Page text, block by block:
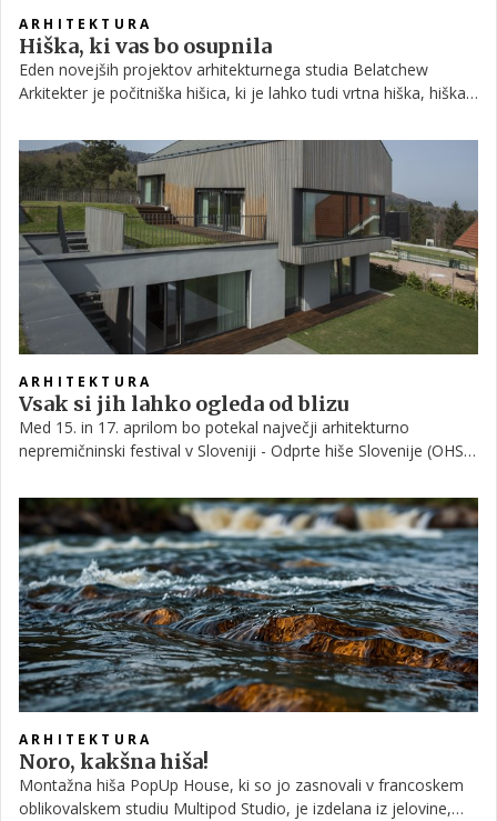
ARHITEKTURA
Hiška, ki vas bo osupnila
Eden novejših projektov arhitekturnega studia Belatchew
Arkitekter je počitniška hišica, ki je lahko tudi vrtna hiška, hiška
zunanjosti v studiu verjamejo, da bo vzbudila veliko zanimanja
in požela občudovanje javnosti.
ARHITEKTURA
Vsak si jih lahko ogleda od blizu
Med 15. in 17. aprilom bo potekal največji arhitekturno
nepremičninski festival v Sloveniji - Odprte hiše Slovenije (OHS),
Sloveniji. Mi smo vsopili v Skandinavsko hišo nad Igom ter v
prizidek Biotehniške fakultete v Rožni družini.
ARHITEKTURA
Noro, kakšna hiša!
Montažna hiša PopUp House, ki so jo zasnovali v francoskem
oblikovalskem studiu Multipod Studio, je izdelana iz jelovine,